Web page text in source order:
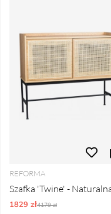
REFORMA
Szafka 'Twine' -
1829 złOrdynarne ceny:
4179 zł